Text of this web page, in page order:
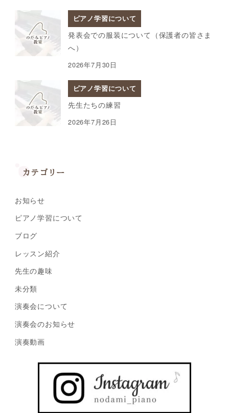
ピアノ学習について
発表会での服装について（保護者の皆さま
へ）
2026年7月30日
ピアノ学習について
先生たちの練習
2026年7月26日
カテゴリー
お知らせ
ピアノ学習について
ブログ
レッスン紹介
先生の趣味
未分類
演奏会について
演奏会のお知らせ
演奏動画